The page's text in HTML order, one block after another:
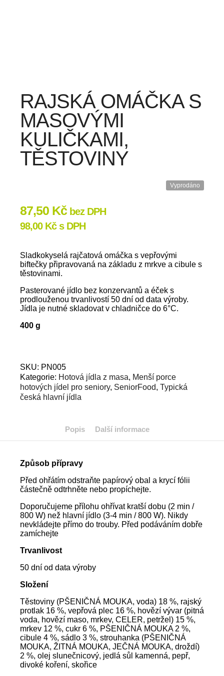
RAJSKÁ OMÁČKA S
MASOVÝMI
KULIČKAMI,
TĚSTOVINY
Vyprodáno
87,50 Kč bez DPH
98,00 Kčs DPH
Sladkokyselá rajčatová omáčka s vepřovými
biftečky připravovaná na základu z mrkve a cibule s
těstovinami.
Pasterované jídlo bez konzervantů a éček s
prodlouženou trvanlivostí 50 dní od data výroby.
Jídla je nutné skladovat v chladničce do 6°C.
400 g
SKU: PN005
Kategorie: Hotová jídla z masa, Menší porce
hotových jídel pro seniory, SeniorFood, Typická
česká hlavní jídla
Popis Další informace
Způsob přípravy
Před ohřátím odstraňte papírový obal a krycí fólii
částečně odtrhněte nebo propíchejte.
Doporučujeme přílohu ohřívat kratší dobu (2 min /
800 W) než hlavní jídlo (3-4 min / 800 W). Nikdy
nevkládejte přímo do trouby. Před podáváním dobře
zamíchejte
Trvanlivost
50 dní od data výroby
Složení
Těstoviny (PŠENIČNÁ MOUKA, voda) 18 %, rajský
protlak 16 %, vepřová plec 16 %, hovězí vývar (pitná
voda, hovězí maso, mrkev, CELER, petržel) 15 %,
mrkev 12 %, cukr 6 %, PŠENIČNÁ MOUKA 2 %,
cibule 4 %, sádlo 3 %, strouhanka (PŠENIČNÁ
MOUKA, ŽITNÁ MOUKA, JEČNÁ MOUKA, droždí)
2 %, olej slunečnicový, jedlá sůl kamenná, pepř,
divoké koření, skořice